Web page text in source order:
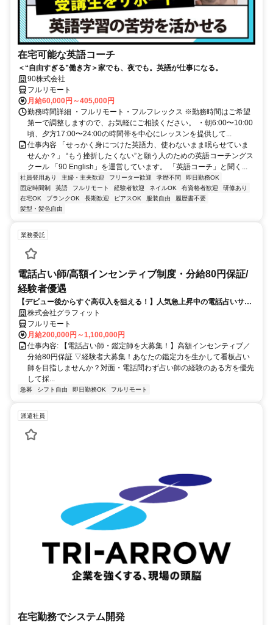
在宅可能な英語コーチ
＜“自由すぎる”働き方＞家でも、夜でも。英語が仕事になる。
90株式会社
フルリモート
月給60,000円～405,000円
勤務時間詳細 ・フルリモート・フルフレックス ※勤務時間はご希望
第一で調整しますので、お気軽にご相談ください。 ・朝6:00〜10:00
頃、夕方17:00〜24:00の時間帯を中心にレッスンを提供して...
仕事内容 「せっかく身につけた英語力、使わないまま眠らせていま
せんか？」 “もう挫折したくない”と願う人のための英語コーチングス
クール 「90 English」を運営しています。 「英語コーチ」と聞く...
社員登用あり 主婦・主夫歓迎 フリーター歓迎 学歴不問
即日勤務OK
固定時間制
英語 フルリモート 経験者歓迎 ネイルOK 有資格者歓迎
研修あり
在宅OK
ブランクOK 長期歓迎 ピアスOK 服装自由
履歴書不要
髪型・髪色自由
業務委託
電話占い師/高額インセンティブ制度・分給80円保証/
経験者優遇
【デビュー後からすぐ高収入を狙える！】人気急上昇中の電話占いサイ
トで占いのお仕事
株式会社グラフィット
フルリモート
月給200,000円～1,100,000円
仕事内容: 【電話占い師・鑑定師を大募集！】高額インセンティブ／
分給80円保証 ▽経験者大募集！あなたの鑑定力を生かして看板占い
師を目指しませんか？対面・電話問わず占い師の経験のある方を優先
して採...
急募 シフト自由 即日勤務OK フルリモート
派遣社員
在宅勤務でシステム開発